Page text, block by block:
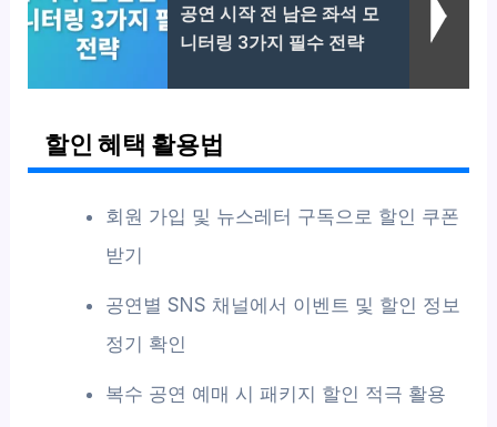
공연 시작 전 남은 좌석 모
니터링 3가지 필수 전략
할인 혜택 활용법
회원 가입 및 뉴스레터 구독으로 할인 쿠폰
받기
공연별 SNS 채널에서 이벤트 및 할인 정보
정기 확인
복수 공연 예매 시 패키지 할인 적극 활용